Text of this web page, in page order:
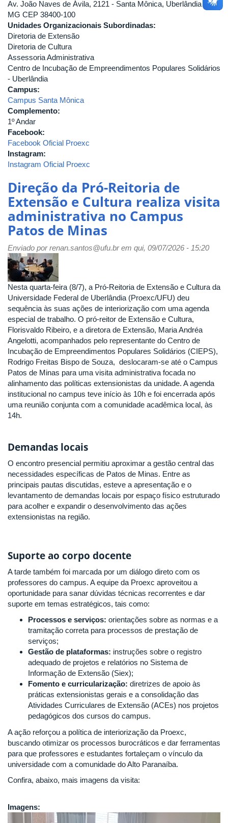
Av. João Naves de Ávila, 2121 - Santa Mônica, Uberlândia -
MG CEP 38400-100
Unidades Organizacionais Subordinadas:
Diretoria de Extensão
Diretoria de Cultura
Assessoria Administrativa
Centro de Incubação de Empreendimentos Populares Solidários
- Uberlândia
Campus:
Campus Santa Mônica
Complemento:
1º Andar
Facebook:
Facebook Oficial Proexc
Instagram:
Instagram Oficial Proexc
Direção da Pró-Reitoria de
Extensão e Cultura realiza visita
administrativa no Campus
Patos de Minas
Enviado porrenan.santos@ufu.brem qui, 09/07/2026 - 15:20
Nesta quarta-feira (8/7), a Pró-Reitoria de Extensão e Cultura da
Universidade Federal de Uberlândia (Proexc/UFU) deu
sequência às suas ações de interiorização com uma agenda
especial de trabalho. O pró-reitor de Extensão e Cultura,
Florisvaldo Ribeiro, e a diretora de Extensão, Maria Andréa
Angelotti, acompanhados pelo representante do Centro de
Incubação de Empreendimentos Populares Solidários (CIEPS),
Rodrigo Freitas Bispo de Souza, deslocaram-se até o Campus
Patos de Minas para uma visita administrativa focada no
alinhamento das políticas extensionistas da unidade. A agenda
institucional no campus teve início às 10h e foi encerrada após
uma reunião conjunta com a comunidade acadêmica local, às
14h.
Demandas locais
O encontro presencial permitiu aproximar a gestão central das
necessidades específicas de Patos de Minas. Entre as
principais pautas discutidas, esteve a apresentação e o
levantamento de demandas locais por espaço físico estruturado
para acolher e expandir o desenvolvimento das ações
extensionistas na região.
Suporte ao corpo docente
A tarde também foi marcada por um diálogo direto com os
professores do campus. A equipe da Proexc aproveitou a
oportunidade para sanar dúvidas técnicas recorrentes e dar
suporte em temas estratégicos, tais como:
Processos e serviços: orientações sobre as normas e a
tramitação correta para processos de prestação de
serviços;
Gestão de plataformas: instruções sobre o registro
adequado de projetos e relatórios no Sistema de
Informação de Extensão (Siex);
Fomento e curricularização: diretrizes de apoio às
práticas extensionistas gerais e a consolidação das
Atividades Curriculares de Extensão (ACEs) nos projetos
pedagógicos dos cursos do campus.
A ação reforçou a política de interiorização da Proexc,
buscando otimizar os processos burocráticos e dar ferramentas
para que professores e estudantes fortaleçam o vínculo da
universidade com a comunidade do Alto Paranaíba.
Confira, abaixo, mais imagens da visita:
Imagens: